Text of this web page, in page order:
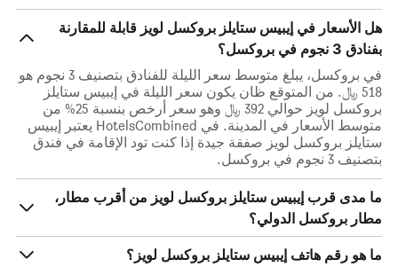
هل الأسعار في إيبيس ستايلز بروكسل لويز قابلة للمقارنة
بفنادق 3 نجوم في بروكسل؟
في بروكسل، يبلغ متوسط ​​سعر الليلة للفنادق بتصنيف 3 نجوم هو
518 ﷼. من المتوقع ظان يكون سعر الليلة في إيبيس ستايلز
بروكسل لويز حوالي 392 ﷼ وهو سعر أرخص بنسبة 25% من
متوسط الأسعار في المدينة. في HotelsCombined يعتبر إيبيس
ستايلز بروكسل لويز صفقة جيدة إذا كنت تود الإقامة في فندق
بتصنيف 3 نجوم في بروكسل.
ما مدى قرب إيبيس ستايلز بروكسل لويز من أقرب مطار،
مطار بروكسل الدولي؟
ما هو رقم هاتف إيبيس ستايلز بروكسل لويز؟